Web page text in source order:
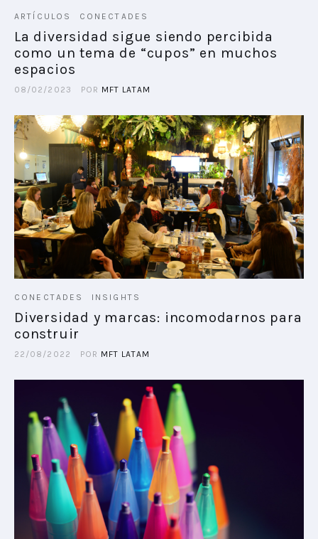
ARTÍCULOS CONECTADES
La diversidad sigue siendo percibida
como un tema de “cupos” en muchos
espacios
08/02/2023 POR MFT LATAM
CONECTADES INSIGHTS
Diversidad y marcas: incomodarnos para
construir
22/08/2022 POR MFT LATAM